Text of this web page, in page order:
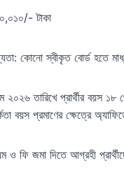
টাকা
কোনো স্বীকৃত বোর্ড হতে
২০২৬ তারিখে প্রার্থীর বয়স
বয়স প্রমাণের ক্ষেত্রে
ও ফি জমা দিতে আগ্রহী